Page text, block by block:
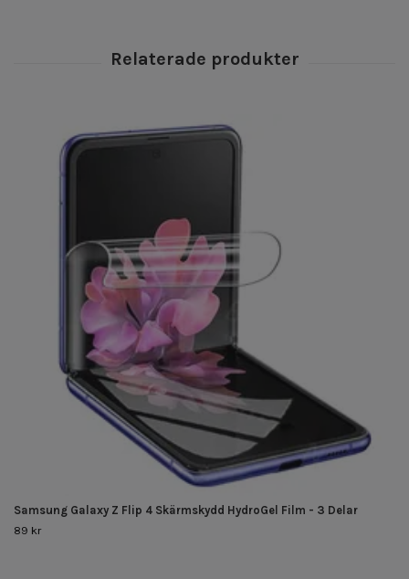
Samsung Galaxy Z Flip 4 Skärmskydd HydroGel Film - 3 Delar
89 kr